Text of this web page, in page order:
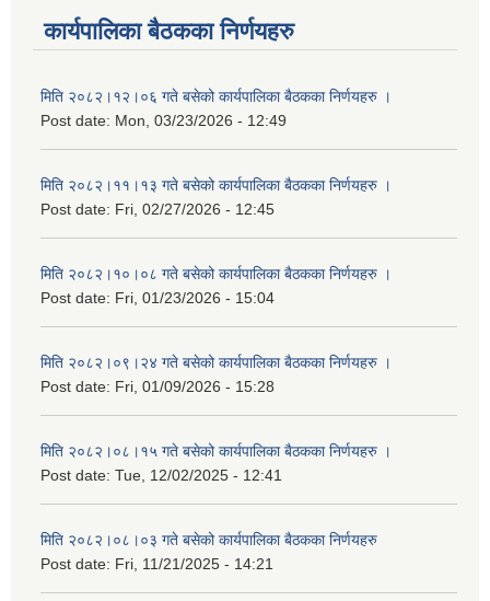
कार्यपालिका बैठकका निर्णयहरु
मिति २०८२।१२।०६ गते बसेको कार्यपालिका बैठकका निर्णयहरु ।
Post date: Mon, 03/23/2026 - 12:49
मिति २०८२।११।१३ गते बसेको कार्यपालिका बैठकका निर्णयहरु ।
Post date: Fri, 02/27/2026 - 12:45
मिति २०८२।१०।०८ गते बसेको कार्यपालिका बैठकका निर्णयहरु ।
Post date: Fri, 01/23/2026 - 15:04
मिति २०८२।०९।२४ गते बसेको कार्यपालिका बैठकका निर्णयहरु ।
Post date: Fri, 01/09/2026 - 15:28
मिति २०८२।०८।१५ गते बसेको कार्यपालिका बैठकका निर्णयहरु ।
Post date: Tue, 12/02/2025 - 12:41
मिति २०८२।०८।०३ गते बसेको कार्यपालिका बैठकका निर्णयहरु
Post date: Fri, 11/21/2025 - 14:21